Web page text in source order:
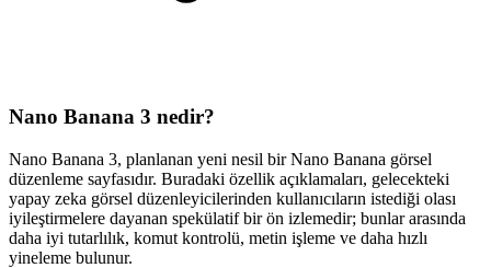
Nano Banana 3 nedir?
Nano Banana 3, planlanan yeni nesil bir Nano Banana görsel
düzenleme sayfasıdır. Buradaki özellik açıklamaları, gelecekteki
yapay zeka görsel düzenleyicilerinden kullanıcıların istediği olası
iyileştirmelere dayanan spekülatif bir ön izlemedir; bunlar arasında
daha iyi tutarlılık, komut kontrolü, metin işleme ve daha hızlı
yineleme bulunur.